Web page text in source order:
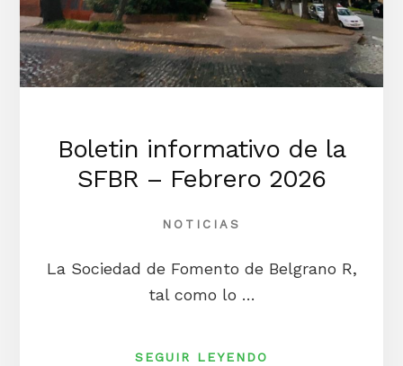
Boletin informativo de la
SFBR – Febrero 2026
NOTICIAS
La Sociedad de Fomento de Belgrano R,
tal como lo …
SEGUIR LEYENDO